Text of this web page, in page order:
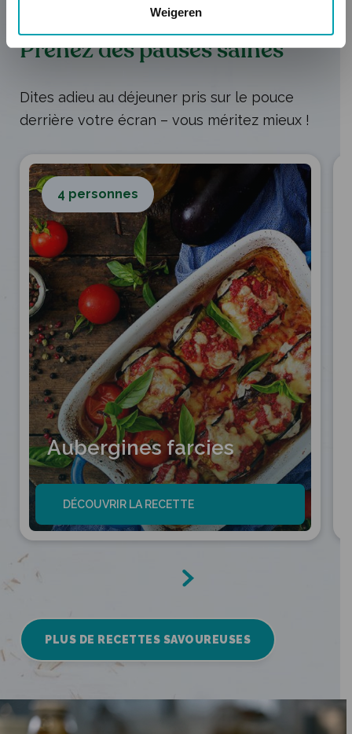
Weigeren
PROFITEZ AU MAXIMUM DE VOTRE
Prenez des pauses saines
Dites adieu au déjeuner pris sur le pouce
derrière votre écran – vous méritez mieux !
Aubergines farcies
DÉCOUVRIR LA RECETTE
4 personnes
PLUS DE RECETTES SAVOUREUSES